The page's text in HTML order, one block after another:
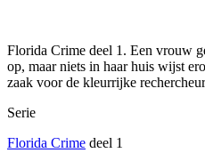
Florida Crime deel 1. Een vrouw
op, maar niets in haar huis wijst
zaak voor de kleurrijke
Serie
Florida Crime deel 1